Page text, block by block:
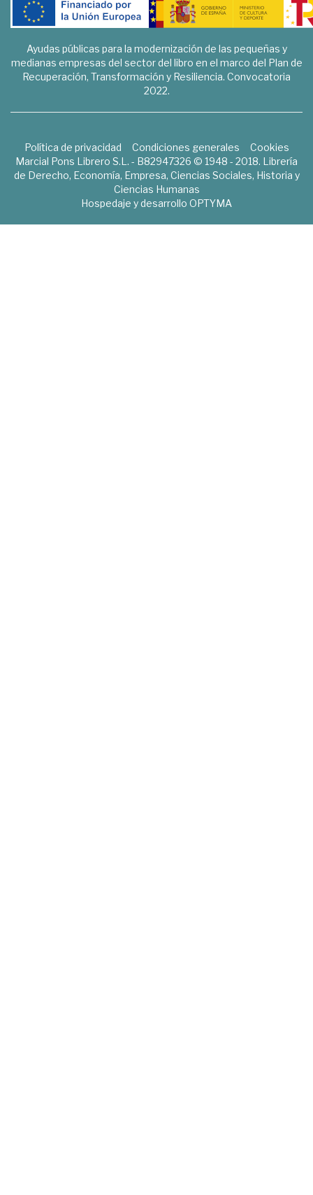
Ayudas públicas para la modernización de las pequeñas y
medianas empresas del sector del libro en el marco del Plan de
Recuperación, Transformación y Resiliencia. Convocatoria
2022.
Política de privacidad Condiciones generales
Cookies
Marcial Pons Librero S.L. - B82947326 © 1948 - 2018. Librería
de Derecho, Economía, Empresa, Ciencias Sociales, Historia y
Ciencias Humanas
Hospedaje y desarrollo OPTYMA